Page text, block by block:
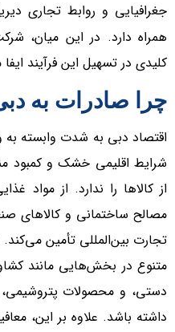
جغرافیایی و روابط تجاری
همراه دارد. در این میان،
کلیدی در تسهیل این فرآیند
چرا صادرات به
اقتصاد دبی به شدت وابسته به
شرایط اقلیمی خشک و کمبود
از کالاها را ندارد. از مواد
مصالح ساختمانی و کالاهای
تجارت بین‌المللی تأمین
متنوع در بخش‌هایی مانند
دستی، و محصولات پتروشیمی،
داشته باشد. علاوه بر این،